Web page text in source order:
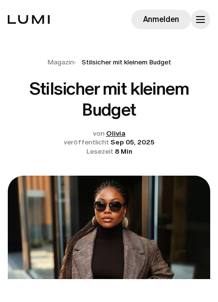
Anmelden
Magazin Stilsicher mit kleinem Budget
Stilsicher mit kleinem
Budget
von Olivia
veröffentlicht Sep 05, 2025
Lesezeit 8 Min